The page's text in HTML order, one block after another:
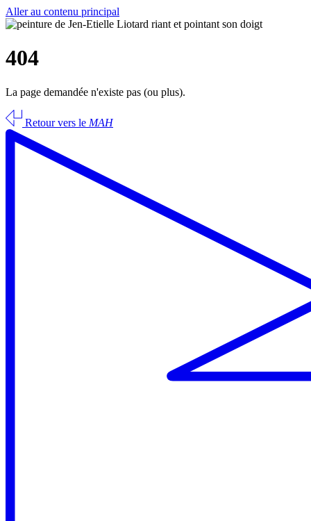
Aller au contenu principal
404
La page demandée n'existe pas (ou plus).
Retour vers le MAH